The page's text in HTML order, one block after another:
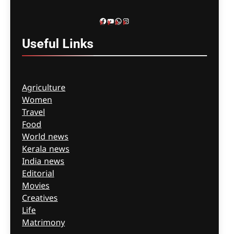
ഇൻക്വസ്റ്റിൽ ഹാജരായി
Facebook
YouTube
WhatsApp
Instagram
Useful Links
Agriculture
Women
Travel
Food
World news
Kerala news
India news
Editorial
Movies
Creatives
Life
Matrimony